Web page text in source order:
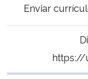
Secretaria-Geral
Enviar
https://